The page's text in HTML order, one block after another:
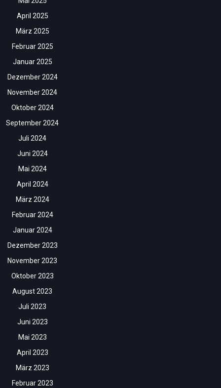
April 2025
März 2025
Februar 2025
Januar 2025
Dezember 2024
November 2024
Oktober 2024
September 2024
Juli 2024
Juni 2024
Mai 2024
April 2024
März 2024
Februar 2024
Januar 2024
Dezember 2023
November 2023
Oktober 2023
August 2023
Juli 2023
Juni 2023
Mai 2023
April 2023
März 2023
Februar 2023